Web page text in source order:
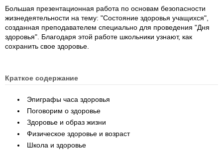
Большая презентационная работа по основам безопасности
жизнедеятельности на тему: "Состояние здоровья учащихся",
созданная преподавателем специально для проведения "Дня
здоровья". Благодаря этой работе школьники узнают, как
сохранить свое здоровье.
Краткое содержание
Эпиграфы часа здоровья
Поговорим о здоровье
Здоровье и образ жизни
Физическое здоровье и возраст
Школа и здоровье